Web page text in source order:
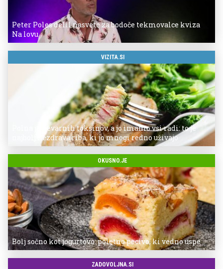
Peter Poles delil nasvete za bodoče tekmovalce kviza
Na lovu
VIZITA.SI
Polna je nevarnih toksinov, a jo imamo vsi radi: to je
najbolj nezdrava riba, ki jo mnogi redno uživajo
OKUSNO.JE
Bolj sočno kot jogurtovo: poletno pecivo, ki vedno uspe
ZADOVOLJNA.SI